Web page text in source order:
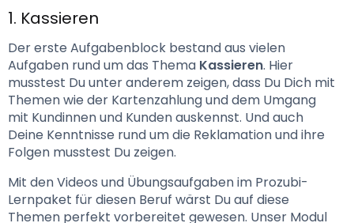
1. Kassieren
Der erste Aufgabenblock bestand aus vielen
Aufgaben rund um das Thema Kassieren. Hier
musstest Du unter anderem zeigen, dass Du Dich mit
Themen wie der Kartenzahlung und dem Umgang
mit Kundinnen und Kunden auskennst. Und auch
Deine Kenntnisse rund um die Reklamation und ihre
Folgen musstest Du zeigen.
Mit den Videos und Übungsaufgaben im Prozubi-
Lernpaket für diesen Beruf wärst Du auf diese
Themen perfekt vorbereitet gewesen. Unser Modul